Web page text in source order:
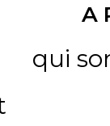
A
qui